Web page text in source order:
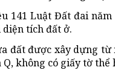
141 Luật Đất đai
diện tích đất ở.
đất được xây dựng
không có giấy tờ thể